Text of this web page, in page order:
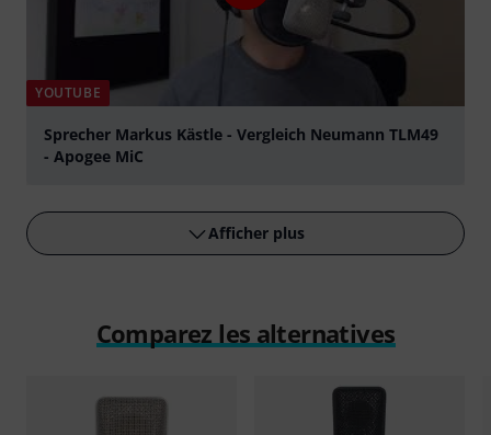
YOUTUBE
Sprecher Markus Kästle - Vergleich Neumann TLM49
- Apogee MiC
Afficher plus
Comparez les alternatives